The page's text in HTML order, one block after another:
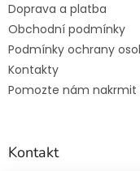
Doprava a platba
Obchodní podmínky
Podmínky ochrany
Kontakty
Pomozte nám nakrmit
Kontakt